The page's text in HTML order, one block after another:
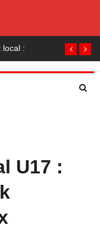
saison 2024-2025
U17 :